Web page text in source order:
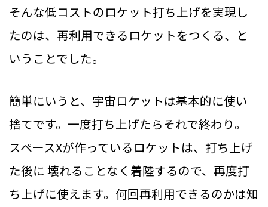
そんな低コストのロケット打ち上げを実現し
たのは、再利用できるロケットをつくる、と
いうことでした。
簡単にいうと、宇宙ロケットは基本的に使い
捨てです。一度打ち上げたらそれで終わり。
スペースXが作っているロケットは、打ち上げ
た後に 壊れることなく着陸するので、再度打
ち上げに使えます。何回再利用できるのかは知